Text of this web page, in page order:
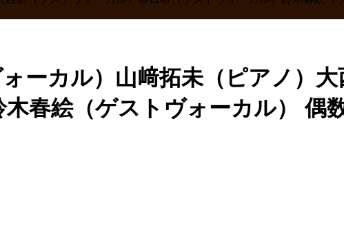
ーカル）山﨑拓未（ピアノ）
春絵（ゲストヴォーカル） 偶